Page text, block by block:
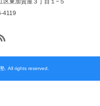
4119
. All rights reserved.